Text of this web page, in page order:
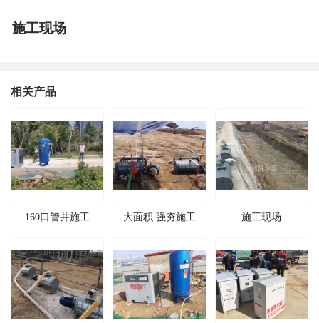
施工现场
相关产品
160口管井施工 大面积 强夯施工 施工现场